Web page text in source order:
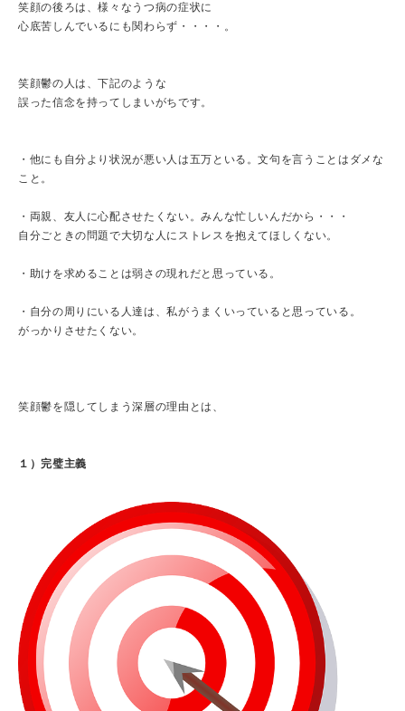
笑顔の後ろは、様々なうつ病の症状に
心底苦しんでいるにも関わらず・・・・。
笑顔鬱の人は、下記のような
誤った信念を持ってしまいがちです。
・他にも自分より状況が悪い人は五万といる。文句を言うことはダメな
こと。
・両親、友人に心配させたくない。みんな忙しいんだから・・・
自分ごときの問題で大切な人にストレスを抱えてほしくない。
・助けを求めることは弱さの現れだと思っている。
・自分の周りにいる人達は、私がうまくいっていると思っている。
がっかりさせたくない。
笑顔鬱を隠してしまう深層の理由とは、
１）完璧主義